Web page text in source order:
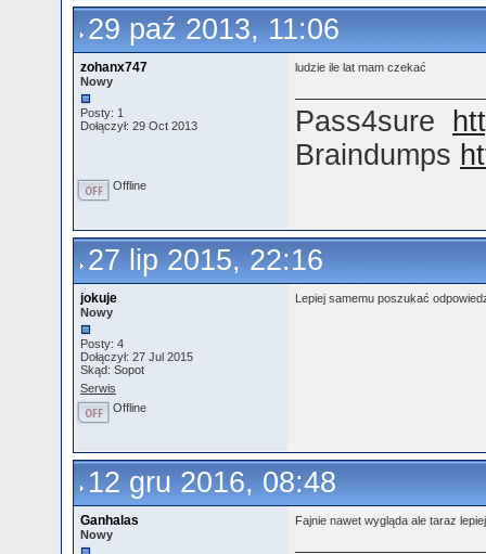
29 paź 2013, 11:06
zohanx747
Nowy
Posty: 1
Dołączył: 29 Oct 2013
ludzie ile lat mam czekać
Pass4sure
Braindumps
Offline
27 lip 2015, 22:16
jokuje
Nowy
Posty: 4
Dołączył: 27 Jul 2015
Skąd: Sopot
Serwis
Lepiej samemu poszukać
Offline
12 gru 2016, 08:48
Ganhalas
Nowy
Fajnie nawet wygląda ale taraz